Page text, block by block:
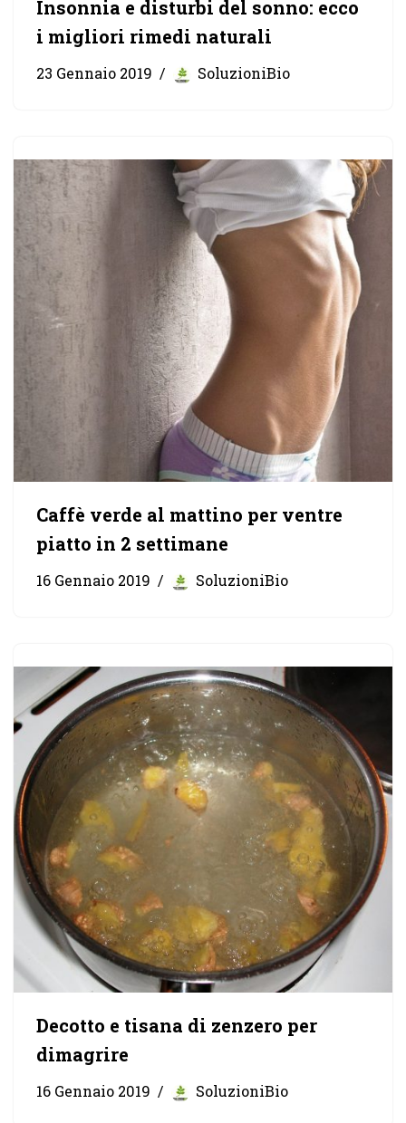
Insonnia e disturbi del sonno: ecco
i migliori rimedi naturali
23 Gennaio 2019 SoluzioniBio
Caffè verde al mattino per ventre
piatto in 2 settimane
16 Gennaio 2019 SoluzioniBio
Decotto e tisana di zenzero per
dimagrire
16 Gennaio 2019 SoluzioniBio